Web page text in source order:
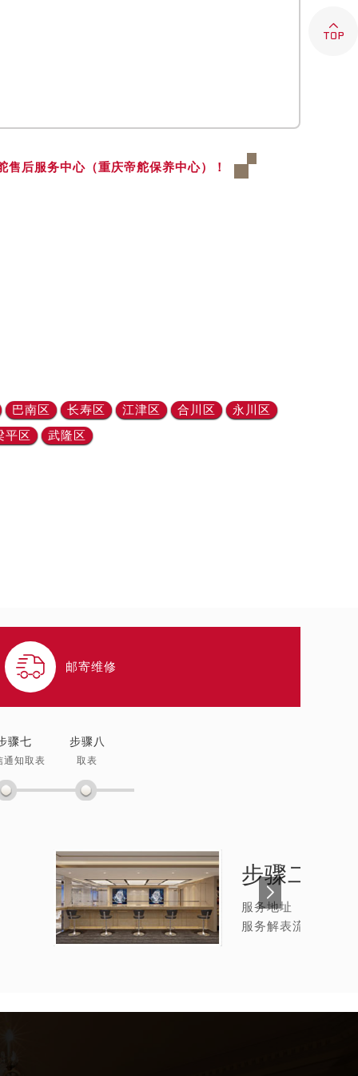
后服务中心（重庆帝舵保养中心）！
巴南区 长寿区 江津区 合川区
永川区
平区
武隆区
 邮寄维修
骤七
通知取表
步骤八
取表
步骤二：
服务地址
服务解表流程
